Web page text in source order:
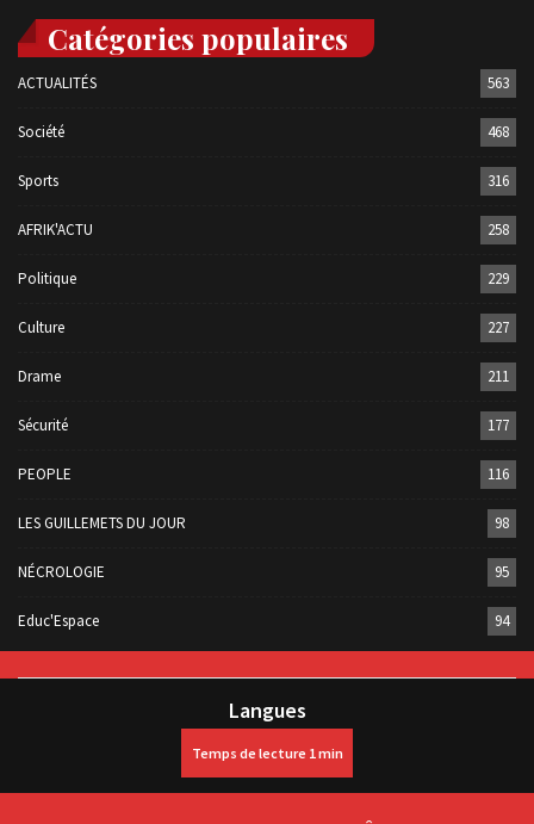
Catégories populaires
ACTUALITÉS 563
Société 468
Sports 316
AFRIK'ACTU 258
Politique 229
Culture 227
Drame 211
Sécurité 177
PEOPLE 116
LES GUILLEMETS DU JOUR 98
NÉCROLOGIE 95
Educ'Espace 94
Langues